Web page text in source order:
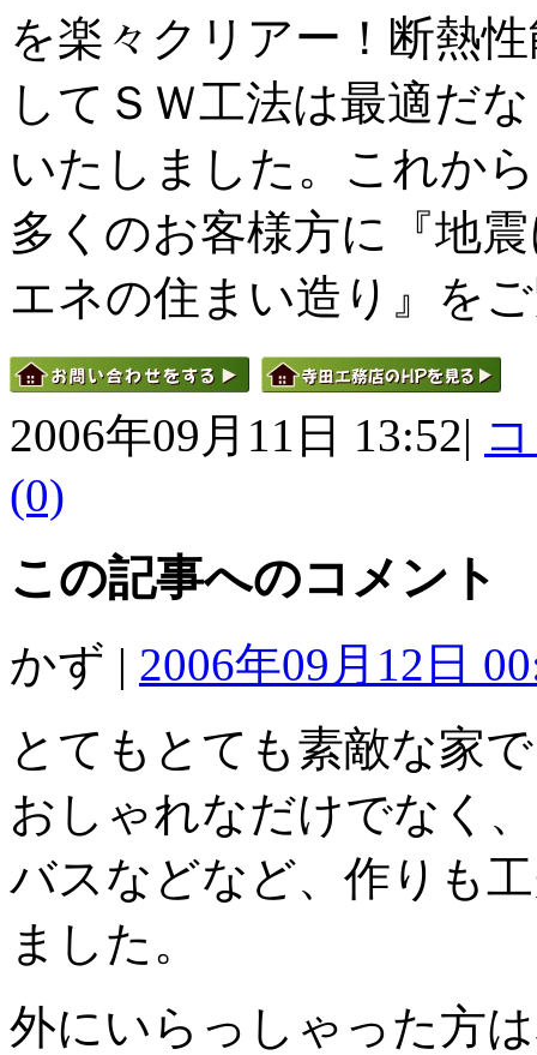
を楽々クリアー！断熱
してＳＷ工法は最適だ
いたしました。これか
多くのお客様方に『地
エネの住まい造り』を
2006年09月11日 13:52|
(0)
この記事へのコメント
かず | 2006年09月12日
とてもとても素敵な家
おしゃれなだけでなく
バスなどなど、作りも
ました。
外にいらっしゃった方